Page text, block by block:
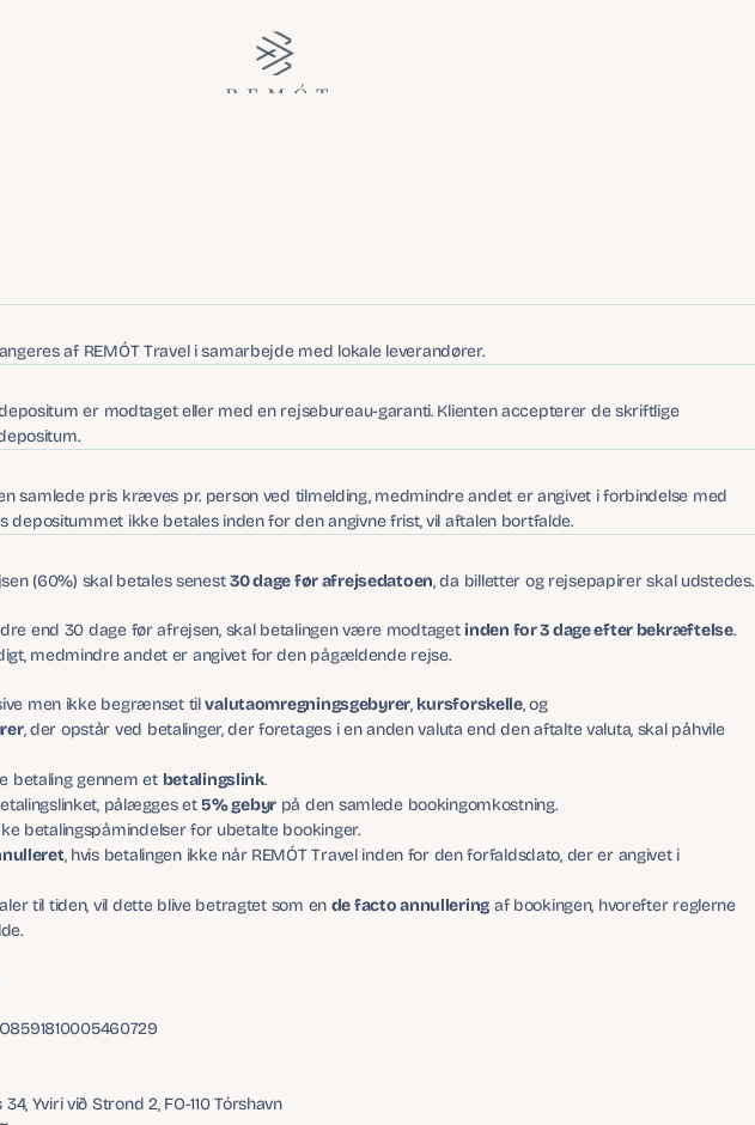
og betingelser
af REMÓT Travel i samarbejde med lokale leverandører.
er modtaget eller med en rejsebureau-garanti. Klienten accepterer de skriftlige
samlede pris kræves pr. person ved tilmelding, medmindre andet er angivet i forbindelse med
depositummet ikke betales inden for den angivne frist, vil aftalen bortfalde.
(60%) skal betales senest 30 dage før afrejsedatoen, da billetter og rejsepapirer skal udstedes.
end 30 dage før afrejsen, skal betalingen være modtaget inden for 3 dage efter bekræftelse.
medmindre andet er angivet for den pågældende rejse.
men ikke begrænset til valutaomregningsgebyrer, kursforskelle
, og
, der opstår ved betalinger, der foretages i en anden valuta end den aftalte valuta, skal påhvile
betaling gennem et betalingslink.
pålægges et 5% gebyr på den samlede bookingomkostning.
betalingspåmindelser for ubetalte bookinger.
, hvis betalingen ikke når REMÓT Travel inden for den forfaldsdato, der er angivet i
til tiden, vil dette blive betragtet som en de facto annullering af bookingen, hvorefter reglerne
Yviri við Strond 2, FO-110 Tórshavn